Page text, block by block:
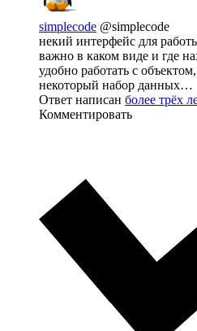
simplecode @simplecode
некий интерфейс для
важно в каком виде и где
удобно работать с
некоторый набор данных…
Ответ написан более трёх
Комментировать